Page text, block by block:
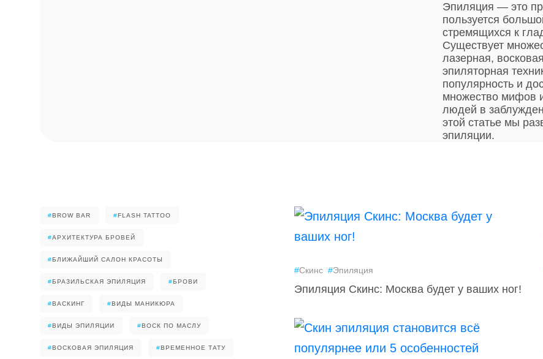
Эпиляция — это
пользуется
стремящихся к
Существует
лазерная,
эпиляторная
популярность и
множество мифов
людей в
этой статье мы
эпиляции.
#BROW BAR #FLASH TATTOO
#АРХИТЕКТУРА БРОВЕЙ
#БЛИЖАЙШИЙ САЛОН КРАСОТЫ
#БРАЗИЛЬСКАЯ ЭПИЛЯЦИЯ #БРОВИ
#ВАСКИНГ #ВИДЫ МАНИКЮРА
#ВИДЫ ЭПИЛЯЦИИ #ВОСК ПО МАСЛУ
#ВОСКОВАЯ ЭПИЛЯЦИЯ #ВРЕМЕННОЕ ТАТУ
#Скинс #Эпиляция
Эпиляция Скинс: Москва будет у ваших ног!